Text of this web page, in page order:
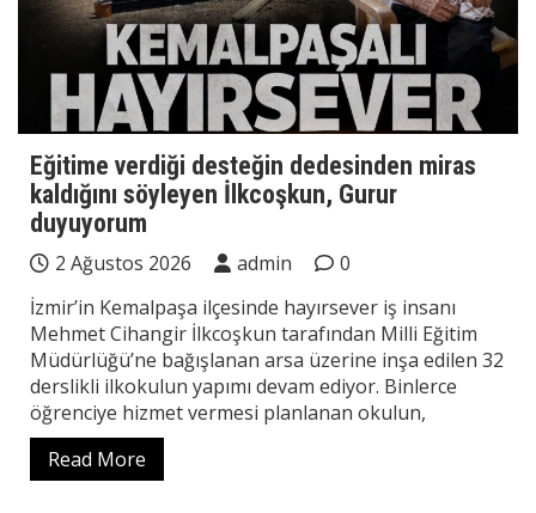
Eğitime verdiği desteğin dedesinden miras
kaldığını söyleyen İlkcoşkun, Gurur
duyuyorum
2 Ağustos 2026 admin
0
İzmir’in Kemalpaşa ilçesinde hayırsever iş insanı
Mehmet Cihangir İlkcoşkun tarafından Milli Eğitim
Müdürlüğü’ne bağışlanan arsa üzerine inşa edilen 32
derslikli ilkokulun yapımı devam ediyor. Binlerce
öğrenciye hizmet vermesi planlanan okulun,
Read More